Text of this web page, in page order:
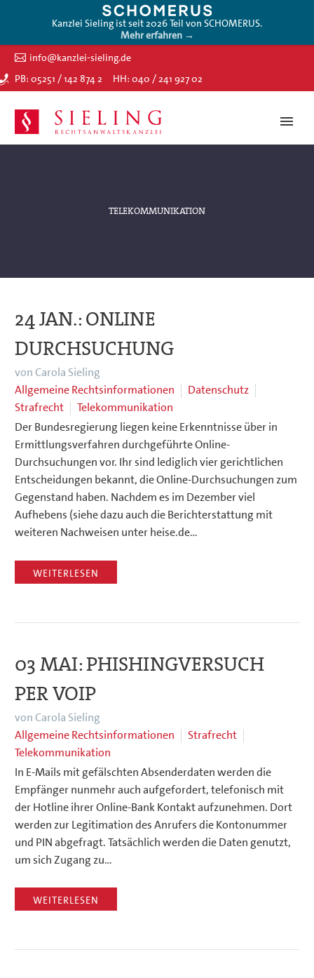
Kanzlei Sieling ist seit 2026 Teil von SCHOMERUS.
Mehr erfahren →
info@kanzlei-sieling.de
PB: 05251 / 142 874 2
HH: 040 / 241 927 02
TELEKOMMUNIKATION
24 JAN.:ONLINE
DURCHSUCHUNG
von Carola Sieling
Allgemeine Rechtsinformationen
Datenschutz
Strafrecht
Telekommunikation
Der Bundesregierung liegen keine Erkenntnisse über in
Ermittlungsverfahren durchgeführte Online-
Durchsuchungen vor. Ihr sind lediglich vier gerichtlichen
Entscheidungen bekannt, die Online-Durchsuchungen zum
Gegenstand haben. Nachdem es im Dezember viel
Aufhebens (siehe dazu auch die Berichterstattung mit
weiteren Nachweisen unter heise.de…
WEITERLESEN
03 MAI:PHISHINGVERSUCH
PER VOIP
von Carola Sieling
Allgemeine Rechtsinformationen
Strafrecht
Telekommunikation
In E-Mails mit gefälschten Absenderdaten werden die
Empfänger nunmehr auch aufgefordert, telefonisch mit
der Hotline ihrer Online-Bank Kontakt aufzunehmen. Dort
werden zur Legitimation des Anrufers die Kontonummer
und PIN abgefragt. Tatsächlich werden die Daten genutzt,
um sich Zugang zu…
WEITERLESEN